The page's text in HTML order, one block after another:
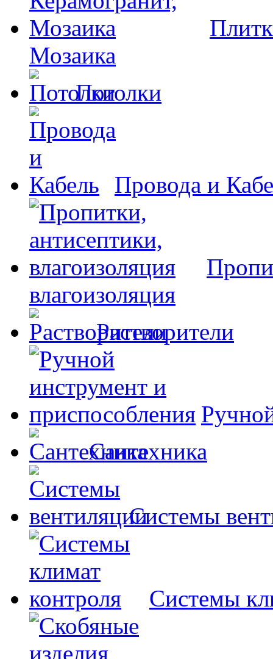
Мозаика
Потолки
Провода и
влагоизоляция
Растворители
Сантехника
Системы
Системы